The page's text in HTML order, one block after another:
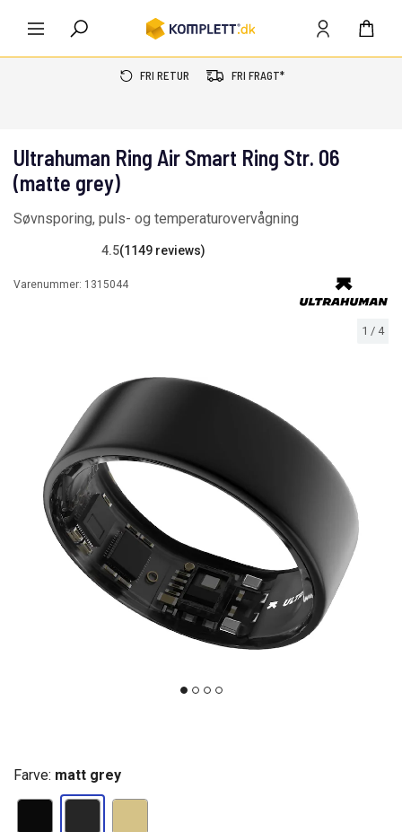
FRI RETUR FRI FRAGT*
1 / 4
Ultrahuman Ring Air Smart Ring Str. 06
(matte grey)
Søvnsporing, puls- og temperaturovervågning
4.5(1149 reviews)
Varenummer: 1315044
Farve: matt grey